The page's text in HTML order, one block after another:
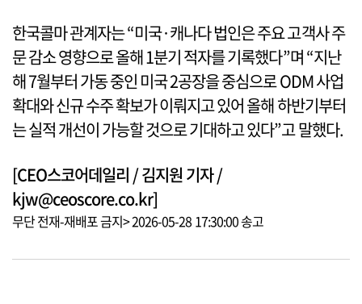
한국콜마 관계자는 “미국·캐나다 법인은 주요 고객사 주
문 감소 영향으로 올해 1분기 적자를 기록했다”며 “지난
해 7월부터 가동 중인 미국 2공장을 중심으로 ODM 사업
확대와 신규 수주 확보가 이뤄지고 있어 올해 하반기부터
는 실적 개선이 가능할 것으로 기대하고 있다”고 말했다.
[CEO스코어데일리 / 김지원 기자 /
kjw@ceoscore.co.kr]
무단 전재-재배포 금지> 2026-05-28 17:30:00 송고